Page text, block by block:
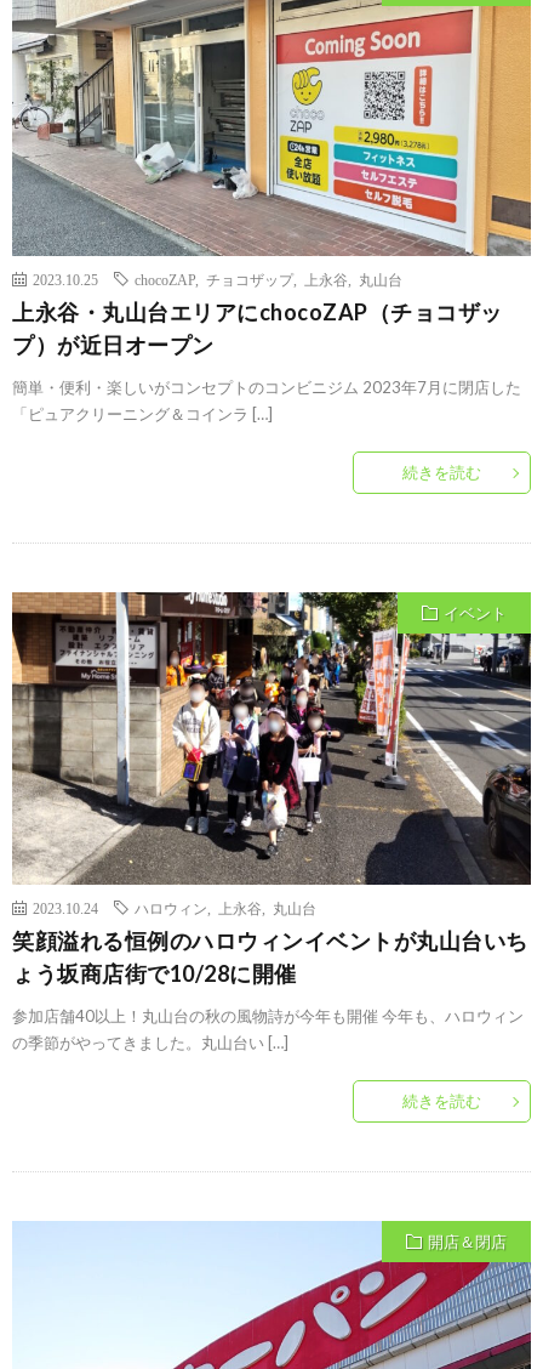
2023.10.25 chocoZAP チョコザップ, 上永谷 丸山台
上永谷・丸山台エリアにchocoZAP（チョコザッ
プ）が近日オープン
簡単・便利・楽しいがコンセプトのコンビニジム 2023年7月に閉店した
「ピュアクリーニング＆コインラ […]
続きを読む
イベント
2023.10.24 ハロウィン 上永谷 丸山台
笑顔溢れる恒例のハロウィンイベントが丸山台いち
ょう坂商店街で10/28に開催
参加店舗40以上！丸山台の秋の風物詩が今年も開催 今年も、ハロウィン
の季節がやってきました。丸山台い […]
続きを読む
開店＆閉店